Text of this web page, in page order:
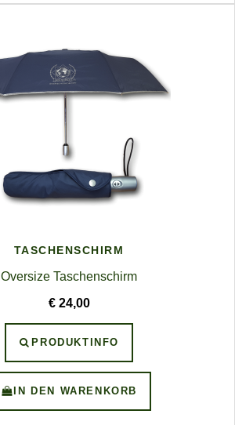
TASCHENSCHIRM
Oversize Taschenschirm
€ 24,00
PRODUKTINFO
IN DEN WARENKORB